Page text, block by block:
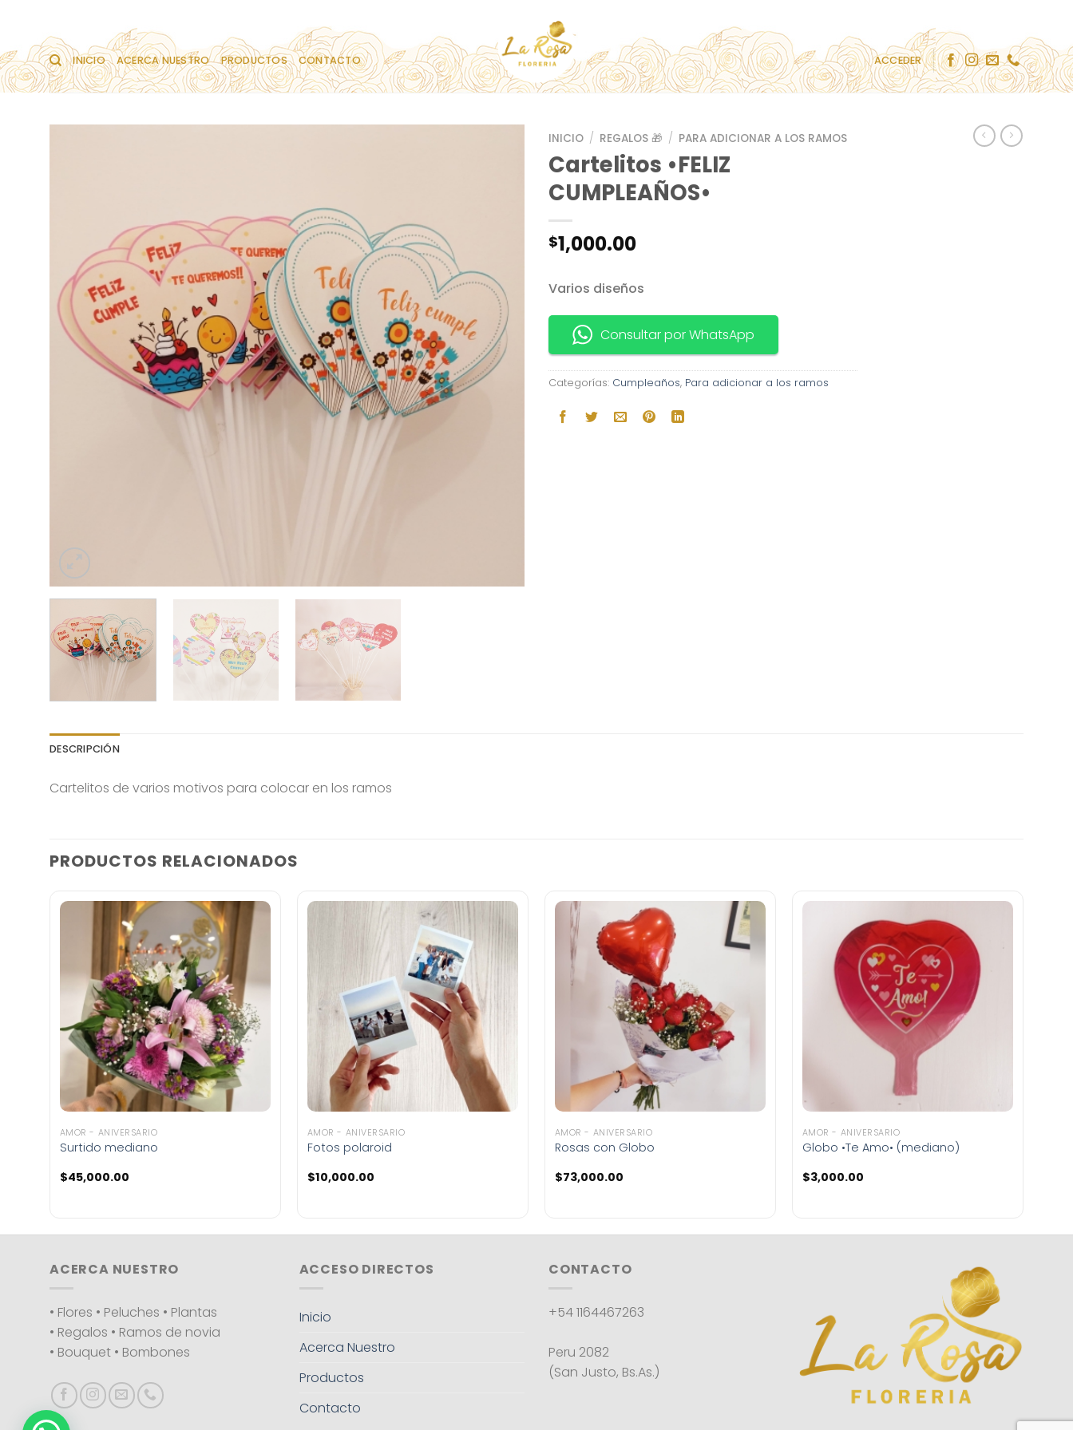
contenido
INICIO ACERCA NUESTRO PRODUCTOS CONTACTO ACCEDER
INICIO / REGALOS 🎁 / PARA ADICIONAR A LOS RAMOS
Cartelitos •FELIZ
CUMPLEAÑOS•
$1,000.00
Varios diseños
Consultar por WhatsApp
Categorías: Cumpleaños, Para adicionar a los ramos
DESCRIPCIÓN
Cartelitos de varios motivos para colocar en los ramos
PRODUCTOS RELACIONADOS
AMOR - ANIVERSARIO
Surtido mediano
$45,000.00
AMOR - ANIVERSARIO
Fotos polaroid
$10,000.00
AMOR - ANIVERSARIO
Rosas con Globo
$73,000.00
AMOR - ANIVERSARIO
Globo •Te Amo• (mediano)
$3,000.00
ACERCA NUESTRO
• Flores • Peluches • Plantas
• Regalos • Ramos de novia
• Bouquet • Bombones
ACCESO DIRECTOS
Inicio
Acerca Nuestro
Productos
Contacto
CONTACTO
+54 1164467263
Peru 2082
(San Justo, Bs.As.)